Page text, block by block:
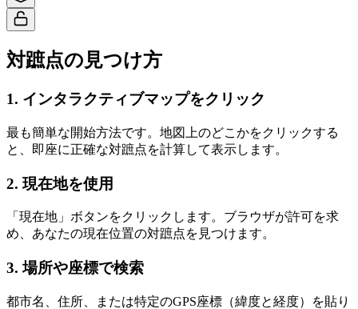
対蹠点の見つけ方
1. インタラクティブマップをクリック
最も簡単な開始方法です。地図上のどこかをクリックする
と、即座に正確な対蹠点を計算して表示します。
2. 現在地を使用
「現在地」ボタンをクリックします。ブラウザが許可を求
め、あなたの現在位置の対蹠点を見つけます。
3.場所や座標で検索
都市名、住所、または特定のGPS座標（緯度と経度）を貼り